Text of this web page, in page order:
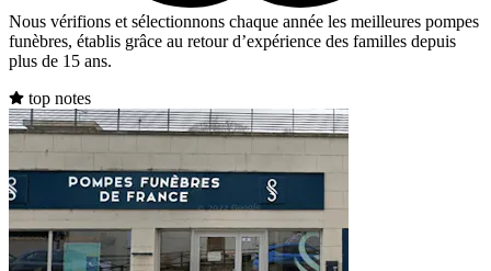
Nous vérifions et sélectionnons chaque année les meilleures pompes
funèbres, établis grâce au retour d’expérience des familles depuis
plus de 15 ans.
top notes